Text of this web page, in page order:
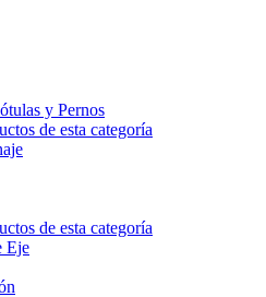
y Pernos
de esta categoría
de esta categoría
Eje